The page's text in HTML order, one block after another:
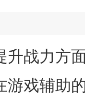
升战力方
游戏辅助